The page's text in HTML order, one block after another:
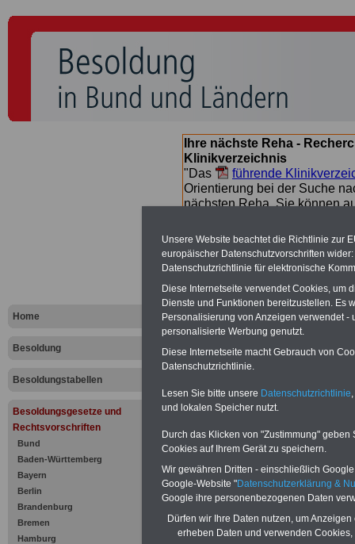
Home
Besoldung
Besoldungstabellen
Besoldungsgesetze und
Rechtsvorschriften
Bund
Baden-Württemberg
Bayern
Berlin
Brandenburg
Bremen
Hamburg
Ihre nächste Reha -
Klinikverzeichnis
"Das
führende
Orientierung bei der Suche
nächsten Reha. Sie können
Angebote nach
Landes
Unsere Website beachtet die Richtlinie zur
europäischer Datenschutzvorschriften
Datenschutzrichtlinie für elektronische
Diese Internetseite verwendet Cookies, um
Dienste und Funktionen bereitzustellen. Es
Personalisierung von Anzeigen verwendet
personalisierte Werbung genutzt.
Diese Internetseite macht Gebrauch von
Datenschutzrichtlinie.
Lesen Sie bitte unsere Datenschutzrichtlinie
und lokalen Speicher nutzt.
Durch das Klicken von "Zustimmung"
Cookies auf Ihrem Gerät zu speichern.
Wir gewähren Dritten - einschließlich
Google-Website "Datenschutzerklärung &
Google ihre personenbezogenen Daten
Dürfen wir Ihre Daten nutzen, um
erheben Daten und verwenden